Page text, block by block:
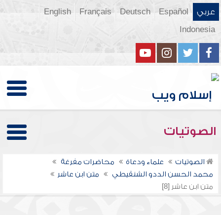
عربي Español
Deutsch
Français
English
Indonesia
الصوتيات
الصوتيات علماء ودعاة
محاضرات مفرغة
محمد الحسن الددو الشنقيطي
متن ابن عاشر
متن ابن عاشر [8]